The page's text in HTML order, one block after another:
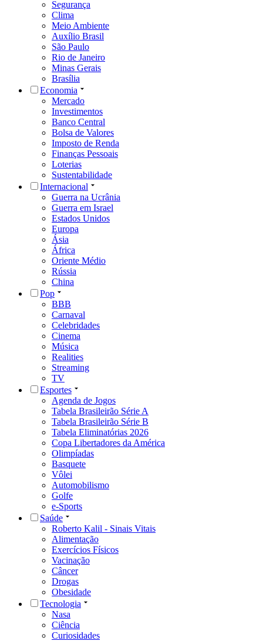
Segurança
Clima
Meio Ambiente
Auxílio Brasil
São Paulo
Rio de Janeiro
Minas Gerais
Brasília
Economia
Mercado
Investimentos
Banco Central
Bolsa de Valores
Imposto de Renda
Finanças Pessoais
Loterias
Sustentabilidade
Internacional
Guerra na Ucrânia
Guerra em Israel
Estados Unidos
Europa
Ásia
África
Oriente Médio
Rússia
China
Pop
BBB
Carnaval
Celebridades
Cinema
Música
Realities
Streaming
TV
Esportes
Agenda de Jogos
Tabela Brasileirão Série A
Tabela Brasileirão Série B
Tabela Eliminatórias 2026
Copa Libertadores da América
Olimpíadas
Basquete
Vôlei
Automobilismo
Golfe
e-Sports
Saúde
Roberto Kalil - Sinais Vitais
Alimentação
Exercícios Físicos
Vacinação
Câncer
Drogas
Obesidade
Tecnologia
Nasa
Ciência
Curiosidades